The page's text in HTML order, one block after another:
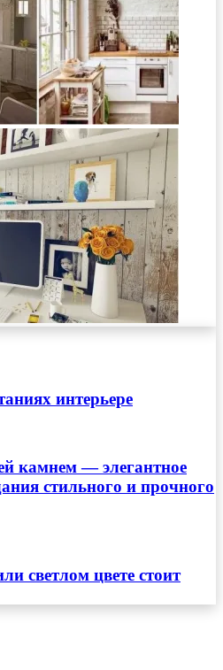
интерьере
камнем — элегантное
стильного и прочного
светлом цвете стоит